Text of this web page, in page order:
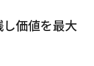
価値を最大